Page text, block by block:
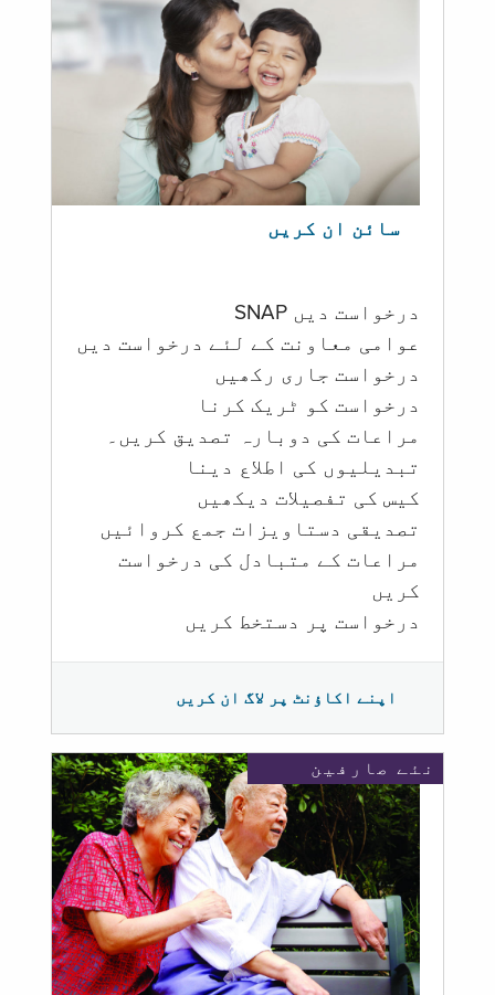
سائن ان کریں
درخواست دیں SNAP
عوامی معاونت کے لئے درخواست دیں
درخواست جاری رکھیں
درخواست کو ٹریک کرنا
مراعات کی دوبارہ تصدیق کریں۔
تبدیلیوں کی اطلاع دینا
کیس کی تفصیلات دیکھیں
تصدیقی دستاویزات جمع کروائیں
مراعات کے متبادل کی درخواست
کریں
درخواست پر دستخط کریں
اپنے اکاؤنٹ پر لاگ ان کریں
نئے صارفین